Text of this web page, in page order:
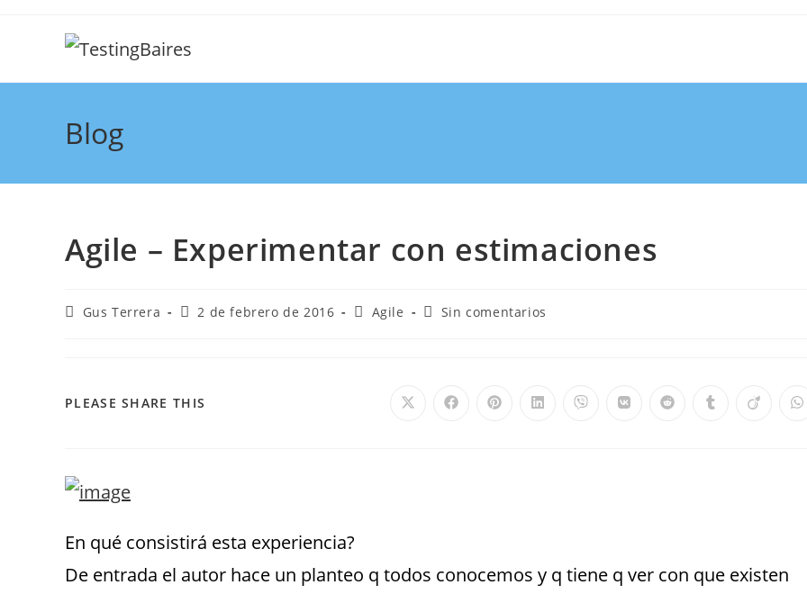
Blog
Agile – Experimentar con estimaciones
Gus Terrera 2 de febrero de 2016 Agile Sin comentarios
PLEASE SHARE THIS
En qué consistirá esta experiencia?
De entrada el autor hace un planteo q todos conocemos y q tiene q ver con que existen